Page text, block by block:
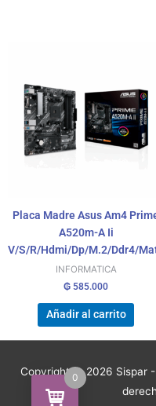
Placa Madre Asus Am4
A520m-A Ii
V/S/R/Hdmi/Dp/M.2/Ddr4/
INFORMATICA
₲ 585.000
Añadir al carrito
Copyright © 2026 Sispar
0